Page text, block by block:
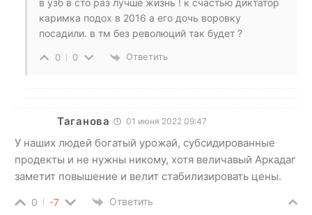
в узб в сто раз лучше жизнь ! к счастью диктатор
каримка подох в 2016 а его дочь воровку
посадили. в тм без революций так будет ?
0 0 Ответить
Таганова 01 июня 2022 09:47
У наших людей богатый урожай, субсидированные
продекты и не нужны никому, хотя величавый Аркадаг
заметит повышение и велит стабилизировать цены.
0 -7 Ответить